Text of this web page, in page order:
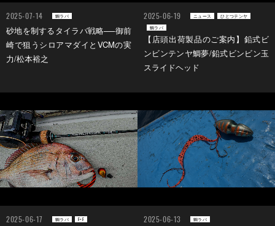
2025-07-14 鯛ラバ
砂地を制するタイラバ戦略──御前
崎で狙うシロアマダイとVCMの実
力/松本裕之
2025-06-19 ニュース
ひとつテンヤ
鯛ラバ
【店頭出荷製品のご案内】鉛式ビ
ンビンテンヤ鯛夢/鉛式ビンビン玉
スライドヘッド
2025-06-17 鯛ラバ F×F 2025-06-13 鯛ラバ